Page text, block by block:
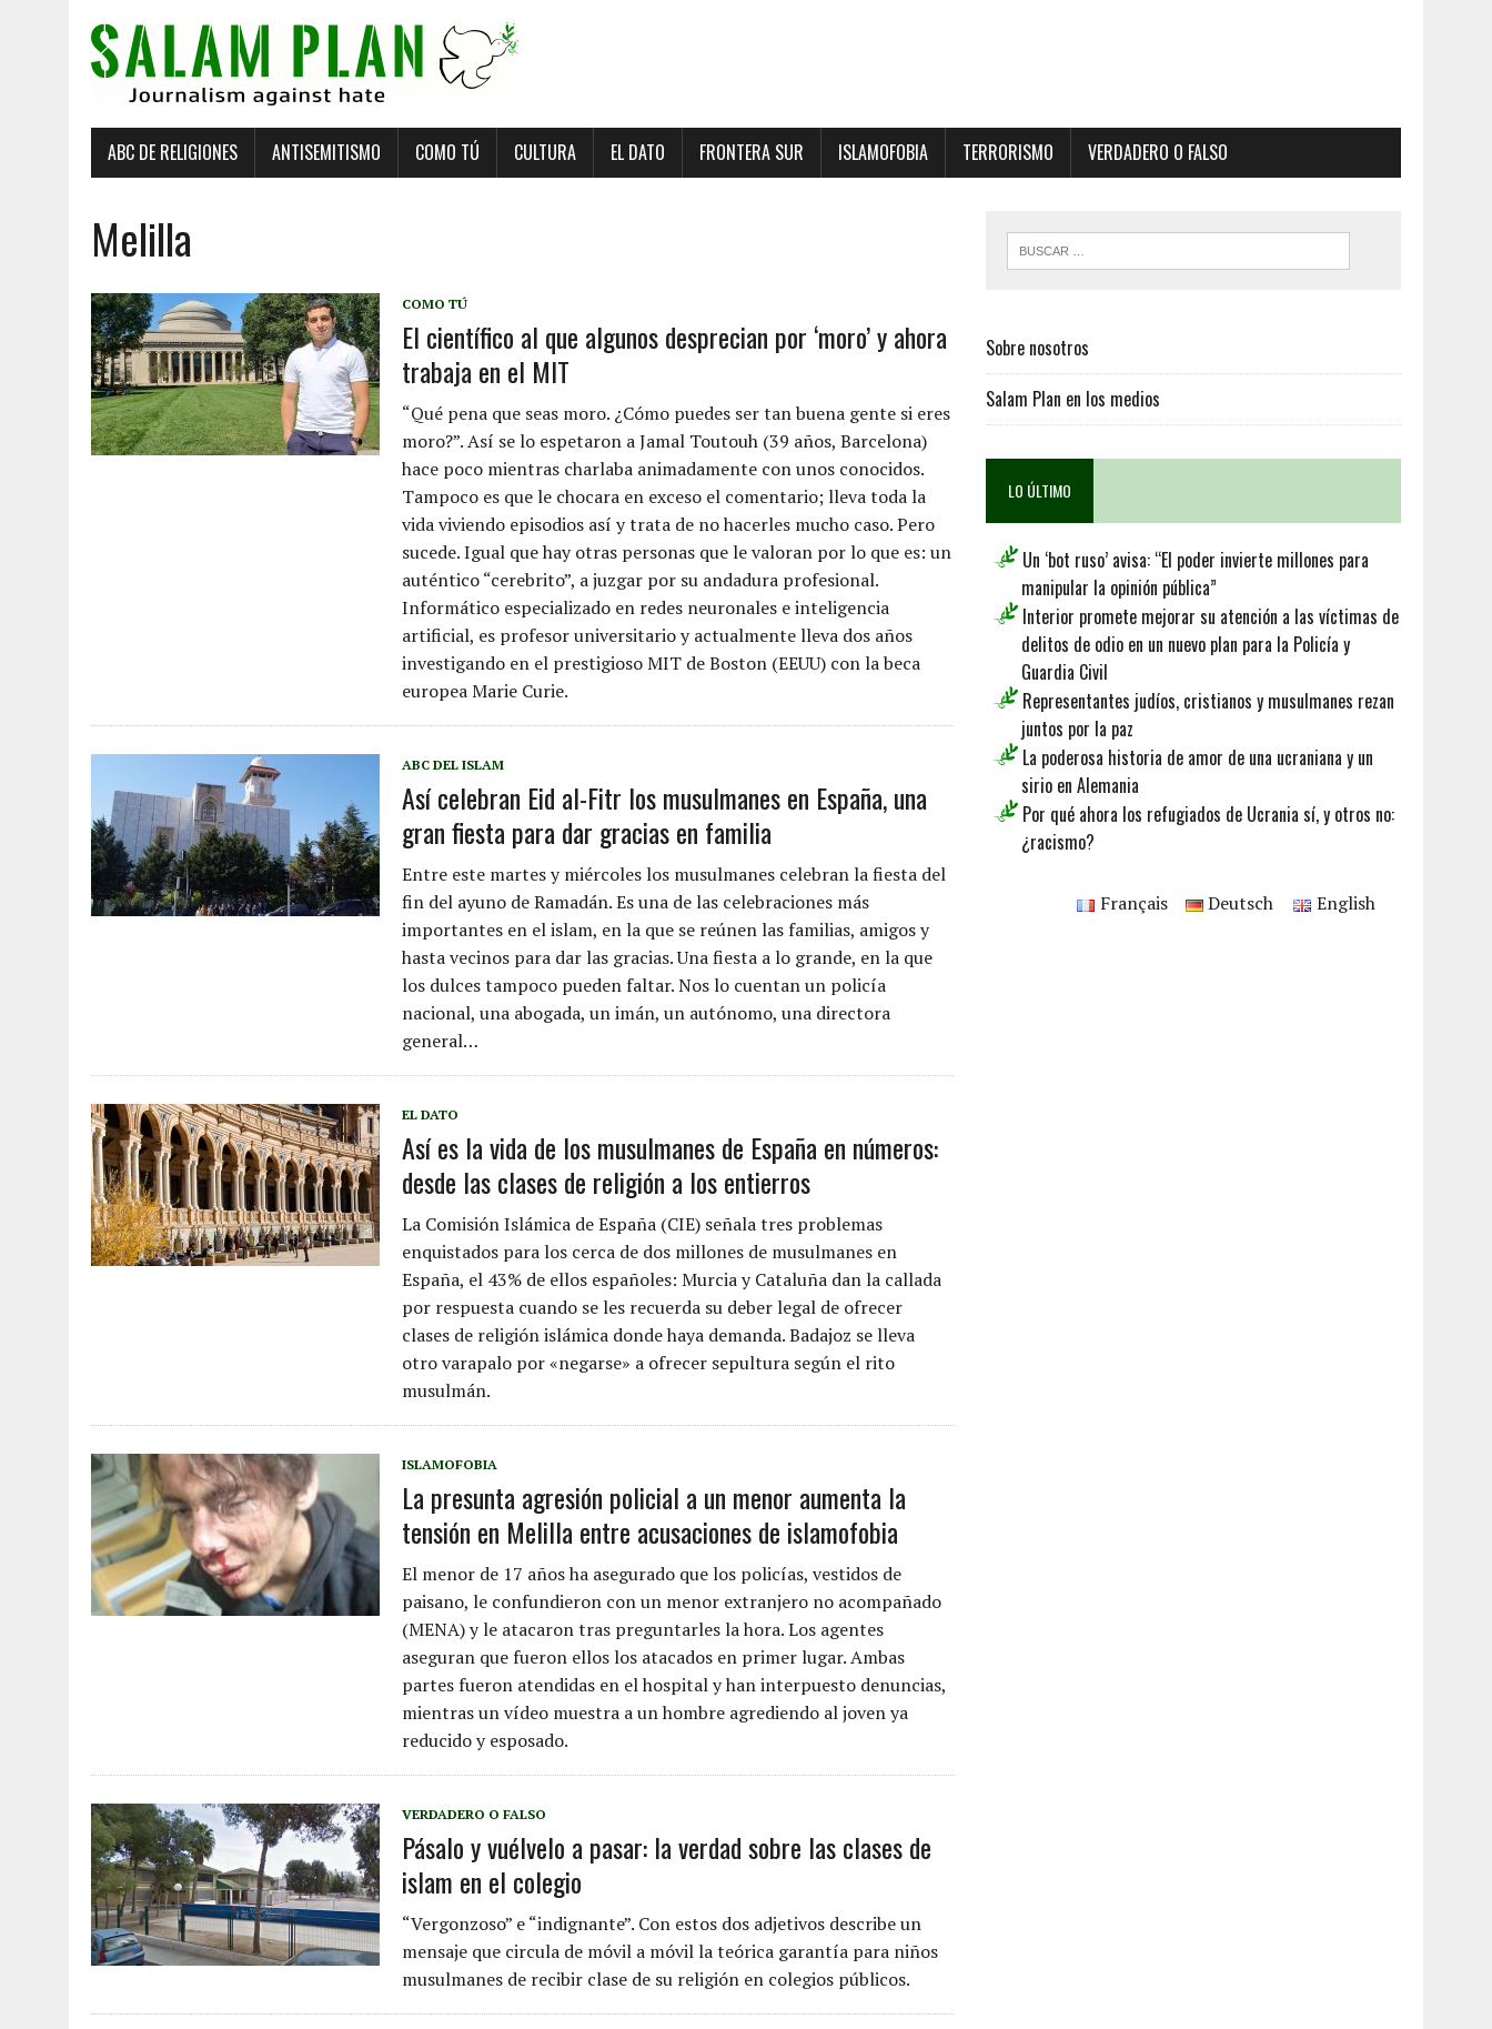
ABC DE RELIGIONES ANTISEMITISMO COMO TÚ CULTURA EL DATO FRONTERA SUR ISLAMOFOBIA TERRORISMO VERDADERO O FALSO
Melilla
COMO TÚ
El científico al que algunos desprecian por ‘moro’ y ahora
trabaja en el MIT
“Qué pena que seas moro. ¿Cómo puedes ser tan buena gente si eres
moro?”. Así se lo espetaron a Jamal Toutouh (39 años, Barcelona)
hace poco mientras charlaba animadamente con unos conocidos.
Tampoco es que le chocara en exceso el comentario; lleva toda la
vida viviendo episodios así y trata de no hacerles mucho caso. Pero
sucede. Igual que hay otras personas que le valoran por lo que es: un
auténtico “cerebrito”, a juzgar por su andadura profesional.
Informático especializado en redes neuronales e inteligencia
artificial, es profesor universitario y actualmente lleva dos años
investigando en el prestigioso MIT de Boston (EEUU) con la beca
europea Marie Curie.
ABC DEL ISLAM
Así celebran Eid al-Fitr los musulmanes en España, una
gran fiesta para dar gracias en familia
Entre este martes y miércoles los musulmanes celebran la fiesta del
fin del ayuno de Ramadán. Es una de las celebraciones más
importantes en el islam, en la que se reúnen las familias, amigos y
hasta vecinos para dar las gracias. Una fiesta a lo grande, en la que
los dulces tampoco pueden faltar. Nos lo cuentan un policía
nacional, una abogada, un imán, un autónomo, una directora
general…
EL DATO
Así es la vida de los musulmanes de España en números:
desde las clases de religión a los entierros
La Comisión Islámica de España (CIE) señala tres problemas
enquistados para los cerca de dos millones de musulmanes en
España, el 43% de ellos españoles: Murcia y Cataluña dan la callada
por respuesta cuando se les recuerda su deber legal de ofrecer
clases de religión islámica donde haya demanda. Badajoz se lleva
otro varapalo por «negarse» a ofrecer sepultura según el rito
musulmán.
ISLAMOFOBIA
La presunta agresión policial a un menor aumenta la
tensión en Melilla entre acusaciones de islamofobia
El menor de 17 años ha asegurado que los policías, vestidos de
paisano, le confundieron con un menor extranjero no acompañado
(MENA) y le atacaron tras preguntarles la hora. Los agentes
aseguran que fueron ellos los atacados en primer lugar. Ambas
partes fueron atendidas en el hospital y han interpuesto denuncias,
mientras un vídeo muestra a un hombre agrediendo al joven ya
reducido y esposado.
VERDADERO O FALSO
Pásalo y vuélvelo a pasar: la verdad sobre las clases de
islam en el colegio
“Vergonzoso” e “indignante”. Con estos dos adjetivos describe un
mensaje que circula de móvil a móvil la teórica garantía para niños
musulmanes de recibir clase de su religión en colegios públicos.
Sobre nosotros
Salam Plan en los medios
LO ÚLTIMO
Un ‘bot ruso’ avisa: “El poder invierte millones para
manipular la opinión pública”
Interior promete mejorar su atención a las víctimas de
delitos de odio en un nuevo plan para la Policía y
Guardia Civil
Representantes judíos, cristianos y musulmanes rezan
juntos por la paz
La poderosa historia de amor de una ucraniana y un
sirio en Alemania
Por qué ahora los refugiados de Ucrania sí, y otros no:
¿racismo?
English
Deutsch
Français